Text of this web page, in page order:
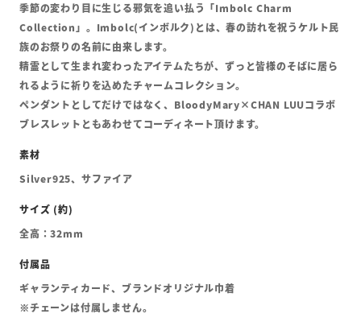
季節の変わり目に生じる邪気を追い払う「Imbolc Charm
Collection」。Imbolc(インボルク)とは、春の訪れを祝うケルト民
族のお祭りの名前に由来します。
精霊として生まれ変わったアイテムたちが、ずっと皆様のそばに居ら
れるように祈りを込めたチャームコレクション。
ペンダントとしてだけではなく、BloodyMary×CHAN LUUコラボ
ブレスレットともあわせてコーディネート頂けます。
Silver925、サファイア
全高：32mm
ギャランティカード、ブランドオリジナル巾着
※チェーンは付属しません。